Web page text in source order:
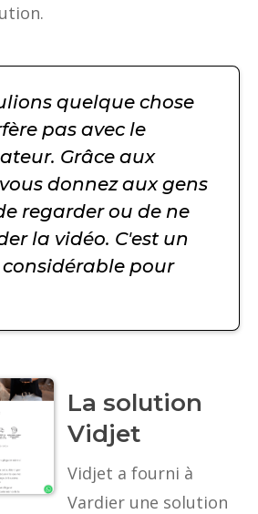
quelque chose
pas avec le
Grâce aux
donnez aux gens
regarder ou de ne
la vidéo. C'est un
pour
La solution
Vidjet
Vidjet a fourni à
Vardier une solution